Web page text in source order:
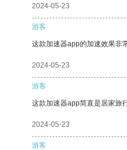
2024-05-23
游客
这款加速器app的加速效果非
2024-05-23
游客
这款加速器app简直是居家旅
2024-05-23
游客